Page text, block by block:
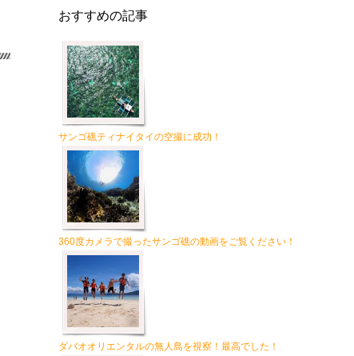
おすすめの記事
サンゴ礁ティナイタイの空撮に成功！
360度カメラで撮ったサンゴ礁の動画をご覧ください！
ダバオオリエンタルの無人島を視察！最高でした！